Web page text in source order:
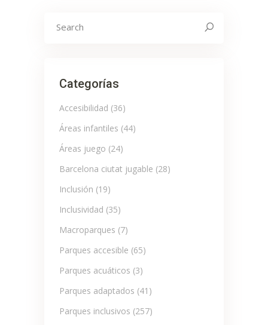
Categorías
Accesibilidad (36)
Áreas infantiles (44)
Áreas juego (24)
Barcelona ciutat jugable (28)
Inclusión (19)
Inclusividad (35)
Macroparques (7)
Parques accesible (65)
Parques acuáticos (3)
Parques adaptados (41)
Parques inclusivos (257)